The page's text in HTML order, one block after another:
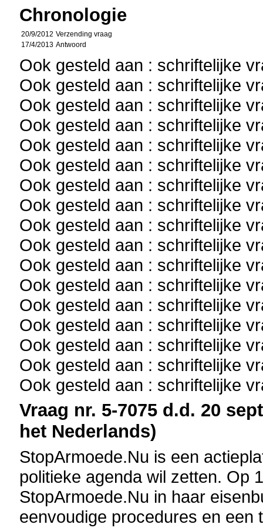
Chronologie
20/9/2012 Verzending vraag
17/4/2013 Antwoord
Ook gesteld aan : schriftelijke
Ook gesteld aan : schriftelijke
Ook gesteld aan : schriftelijke
Ook gesteld aan : schriftelijke
Ook gesteld aan : schriftelijke
Ook gesteld aan : schriftelijke
Ook gesteld aan : schriftelijke
Ook gesteld aan : schriftelijke
Ook gesteld aan : schriftelijke
Ook gesteld aan : schriftelijke
Ook gesteld aan : schriftelijke
Ook gesteld aan : schriftelijke
Ook gesteld aan : schriftelijke
Ook gesteld aan : schriftelijke
Ook gesteld aan : schriftelijke
Ook gesteld aan : schriftelijke
Ook gesteld aan : schriftelijke
Vraag nr. 5-7075 d.d. 20
het Nederlands)
StopArmoede.Nu is een
politieke agenda wil zetten. Op
StopArmoede.Nu in haar
eenvoudige procedures en een